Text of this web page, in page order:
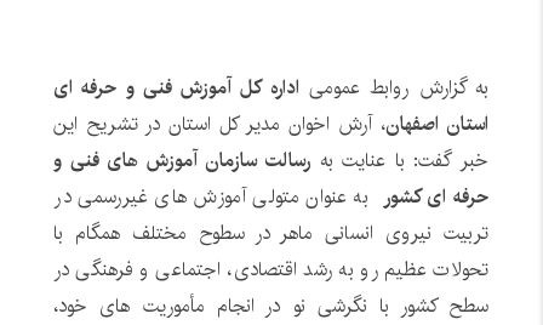
به گزارش روابط عمومی اداره کل آموزش فنی و حرفه ای
استان اصفهان، آرش اخوان مدیر کل استان در تشریح این
خبر گفت: با عنایت به رسالت سازمان آموزش های فنی و
حرفه ای کشور به عنوان متولی آموزش های غیررسمی در
تربیت نیروی انسانی ماهر در سطوح مختلف همگام با
تحولات عظیم رو به رشد اقتصادی، اجتماعی و فرهنگی در
سطح کشور با نگرشی نو در انجام مأموریت های خود،